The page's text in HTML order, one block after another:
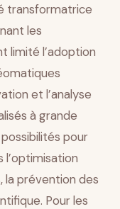
transformatrice
les
limité l’adoption
et l’analyse
à grande
pour
l’optimisation
la prévention des
Pour les